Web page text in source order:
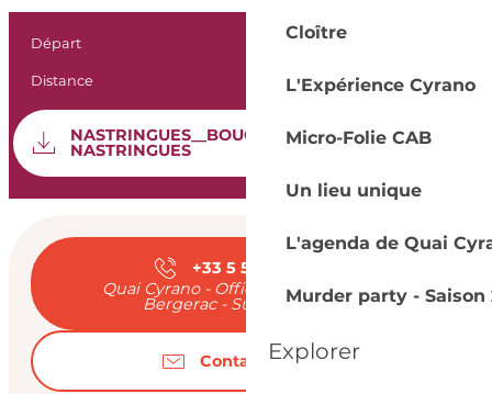
Cloître
L'Expérience Cyrano
Micro-Folie CAB
Un lieu unique
L'agenda de Quai
Murder party - Saison
Explorer
Informations
Départ
Distance 6.5 km
Documentation
NASTRINGUES__BOUCLE-DE-
NASTRINGUES
Ouverture et
+33 5 53 57 03
Quai Cyrano - Office de Tourisme de
Bergerac - Sud Dordogne
Contactez-nous